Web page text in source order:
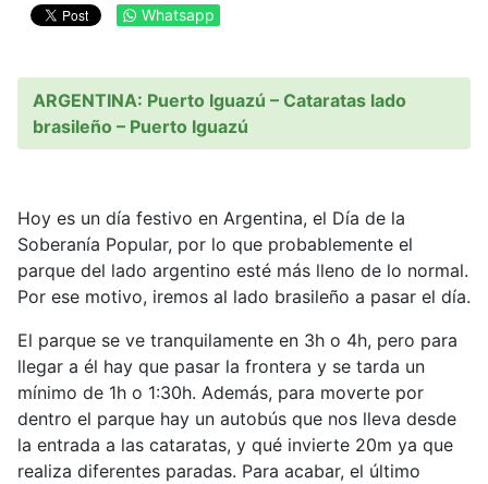
Whatsapp
ARGENTINA: Puerto Iguazú – Cataratas lado
brasileño – Puerto Iguazú
Hoy es un día festivo en Argentina, el Día de la
Soberanía Popular, por lo que probablemente el
parque del lado argentino esté más lleno de lo normal.
Por ese motivo, iremos al lado brasileño a pasar el día.
El parque se ve tranquilamente en 3h o 4h, pero para
llegar a él hay que pasar la frontera y se tarda un
mínimo de 1h o 1:30h. Además, para moverte por
dentro el parque hay un autobús que nos lleva desde
la entrada a las cataratas, y qué invierte 20m ya que
realiza diferentes paradas. Para acabar, el último